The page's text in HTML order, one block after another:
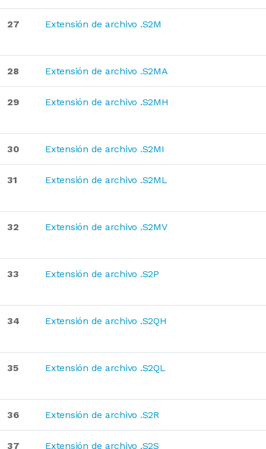
27 Extensión de archivo .S2M
28 Extensión de archivo .S2MA
29 Extensión de archivo .S2MH
30 Extensión de archivo .S2MI
31 Extensión de archivo .S2ML
32 Extensión de archivo .S2MV
33 Extensión de archivo .S2P
34 Extensión de archivo .S2QH
35 Extensión de archivo .S2QL
36 Extensión de archivo .S2R
37 Extensión de archivo .S2S